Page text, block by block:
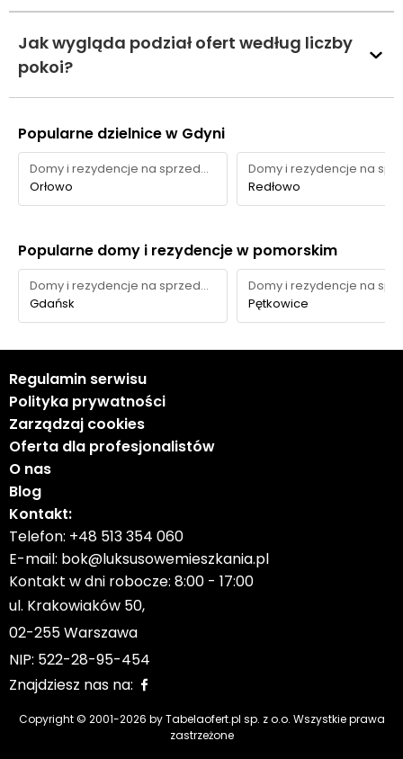
Jak wygląda podział ofert według liczby
pokoi?
Popularne dzielnice w Gdyni
Domy i rezydencje na sprzedaż
Orłowo
Redłowo
Popularne domy i rezydencje w pomorskim
Domy i rezydencje na sprzedaż
Gdańsk
Pętkowice
Regulamin serwisu
Polityka prywatności
Zarządzaj cookies
Oferta dla profesjonalistów
O nas
Blog
Kontakt:
Telefon: +48 513 354 060
E-mail: bok@luksusowemieszkania.pl
Kontakt w dni robocze: 8:00 - 17:00
ul. Krakowiaków 50,
02-255 Warszawa
NIP: 522-28-95-454
Znajdziesz nas na:
Copyright © 2001-2026 by Tabelaofert.pl sp. z o.o. Wszystkie prawa
zastrzeżone